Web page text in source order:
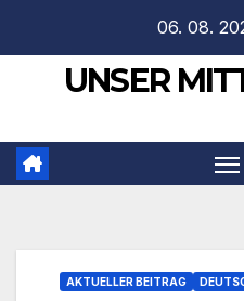
springen
06. 08.
UNSER
AKTUELLER BEITRAG